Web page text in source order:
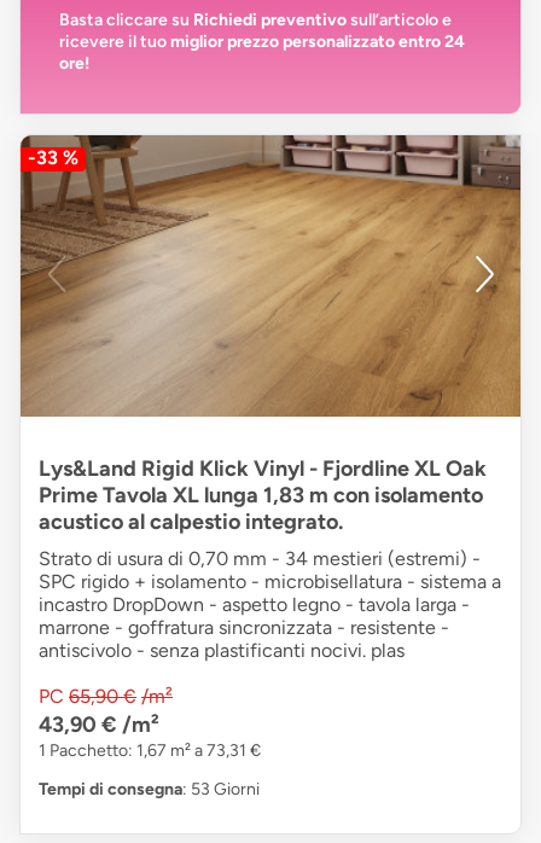
Basta cliccare su Richiedi preventivosull’articolo e
ricevere il tuomiglior prezzo personalizzato entro 24
ore!
-33 %
Lys&Land Rigid Klick Vinyl - Fjordline XL Oak
Prime Tavola XL lunga 1,83 m con isolamento
acustico al calpestio integrato.
Strato di usura di 0,70 mm - 34 mestieri (estremi) -
SPC rigido + isolamento - microbisellatura - sistema a
incastro DropDown - aspetto legno - tavola larga -
marrone - goffratura sincronizzata - resistente -
antiscivolo - senza plastificanti nocivi. plas
PC 65,90 € /m²
43,90 € /m²
1 Pacchetto: 1,67 m² a 73,31 €
Tempi di consegna: 53 Giorni